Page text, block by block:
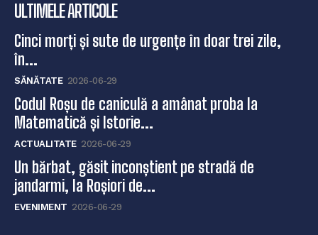
ULTIMELE ARTICOLE
Cinci morți și sute de urgențe în doar trei zile,
în...
SĂNĂTATE 2026-06-29
Codul Roșu de caniculă a amânat proba la
Matematică și Istorie...
ACTUALITATE 2026-06-29
Un bărbat, găsit inconștient pe stradă de
jandarmi, la Roșiori de...
EVENIMENT 2026-06-29